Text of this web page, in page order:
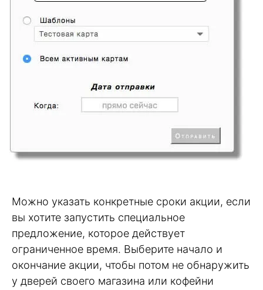
Можно указать конкретные сроки акции, если
вы хотите запустить специальное
предложение, которое действует
ограниченное время. Выберите начало и
окончание акции, чтобы потом не обнаружить
у дверей своего магазина или кофейни